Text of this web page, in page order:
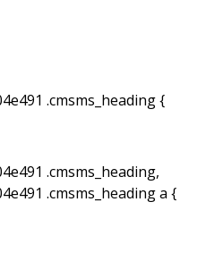
.cmsms_heading {
.cmsms_heading,
.cmsms_heading a {